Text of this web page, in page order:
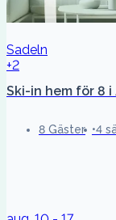
Sadeln
+2
Ski-in hem för 8 i
8 Gäster 4